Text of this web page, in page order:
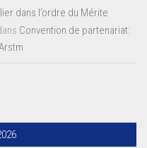
dans l’ordre du Mérite
Convention de partenariat: